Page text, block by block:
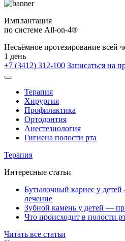
Имплантация
по системе All-on-4®
Несъёмное протезирование всей
1 день
+7 (3412) 312-100 Записаться на
Терапия
Хирургия
Профилактика
Ортодонтия
Анестезиология
Гигиена полости рта
Терапия
Интересные статьи
Бутылочный кариес у
лечение
Зубной камень у детей —
Что происходит в полости
Читать все статьи